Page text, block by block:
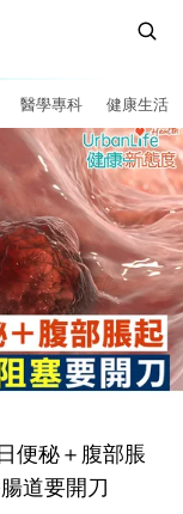
醫學專科 健康生活
便秘＋腹部脹
道要開刀